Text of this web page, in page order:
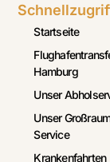
Startseite
Hamburg
Unser
Unser
Service
Krankenfahrten